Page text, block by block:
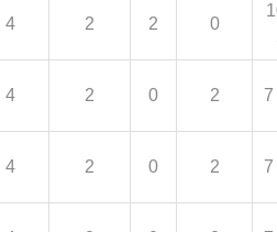
4 2 2 0
4 2 0 2 7
4 2 0 2 7